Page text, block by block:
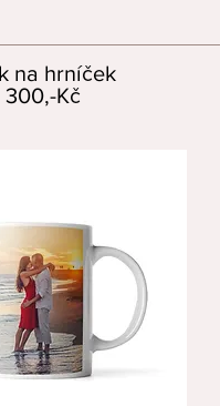
na hrníček
300,-Kč